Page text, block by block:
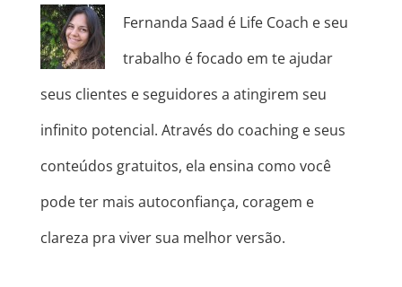
Fernanda Saad é Life Coach e seu
trabalho é focado em te ajudar
seus clientes e seguidores a atingirem seu
infinito potencial. Através do coaching e seus
conteúdos gratuitos, ela ensina como você
pode ter mais autoconfiança, coragem e
clareza pra viver sua melhor versão.